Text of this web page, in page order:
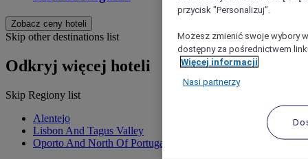
Zobacz ceny hoteli
Skip other destinations list
Odkryj więcej hoteli
Skip Regiony list
Alentejo
Lisbon And Tagus Valley
Oporto And North Of Portugal
przycisk "Personalizuj”.
Możesz zmienić swoje wybory
dostępny za pośrednictwem
Więcej informacji
Nasi partnerzy